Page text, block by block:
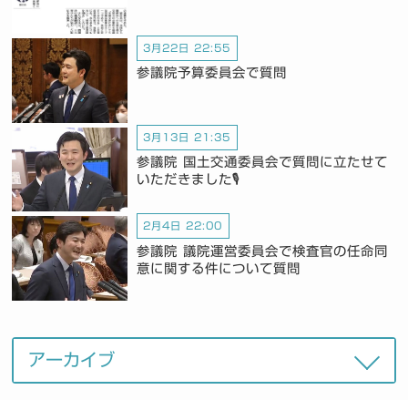
3月22日 22:55
参議院予算委員会で質問
3月13日 21:35
参議院 国土交通委員会で質問に立たせて
いただきました🎙️
2月4日 22:00
参議院 議院運営委員会で検査官の任命同
意に関する件について質問